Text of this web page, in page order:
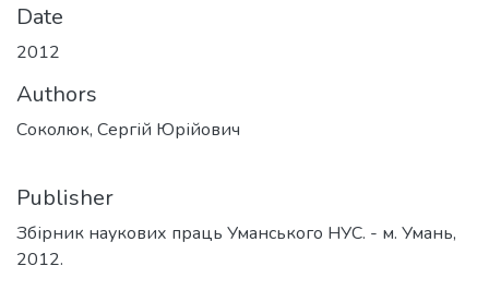
Date
2012
Authors
Соколюк, Сергій Юрійович
Publisher
Збірник наукових праць Уманського НУС. - м. Умань,
2012.